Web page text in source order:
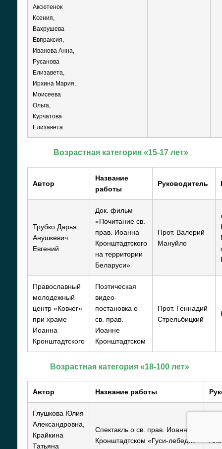
Аксютенок
Ксения,
Вахрушева
Евпраксия,
Иванова Анна,
Русанова
Елизавета,
Ирхина Мария,
Моисеева
Ольга,
Курчатова
Елизавета
Возрастная категория «15-17 лет»
Автор
Название
работы
Руководитель
Трубко Дарья,
Анушкевич
Евгений
Док. фильм
«Почитание св.
прав. Иоанна
Кронштадтского
на территории
Беларуси»
Прот. Валерий
Мануйло
Православный
молодежный
центр «Ковчег»
при храме
Иоанна
Кронштадтского
Поэтическая
видео-
постановка о
св. прав.
Иоанне
Кронштадтском
Прот. Геннадий
Стрельбицкий
Возрастная категория «18-100 лет»
Автор Название работы
Глушкова Юлия
Александровна,
Крайкина
Татьяна
Спектакль о св. прав. Иоанне
Кронштадтском «Гуси-лебеди»